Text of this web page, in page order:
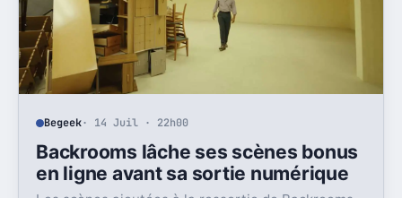
Begeek· 14 Juil · 22h00
Backrooms lâche ses scènes bonus
en ligne avant sa sortie numérique